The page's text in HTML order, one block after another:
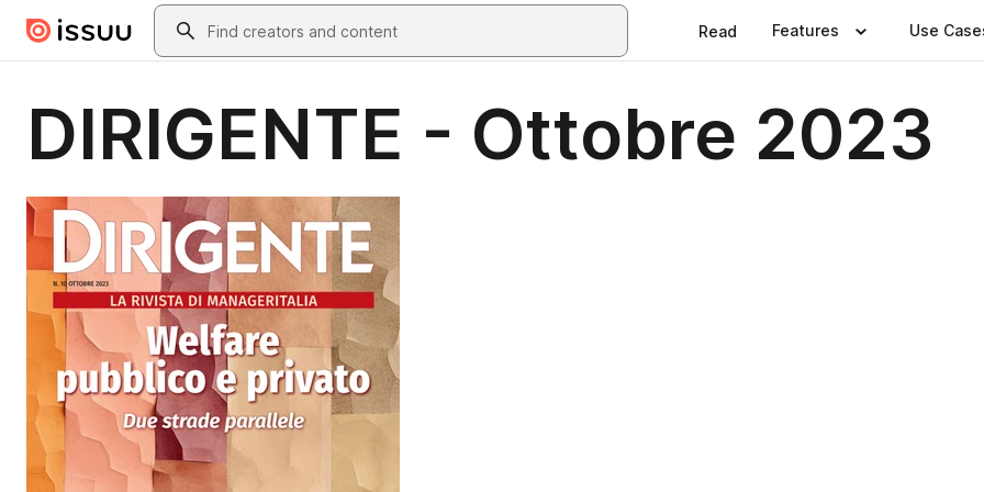
Skip to main contentSearch
Read Features Use
DIRIGENTE - Ottobre 2023